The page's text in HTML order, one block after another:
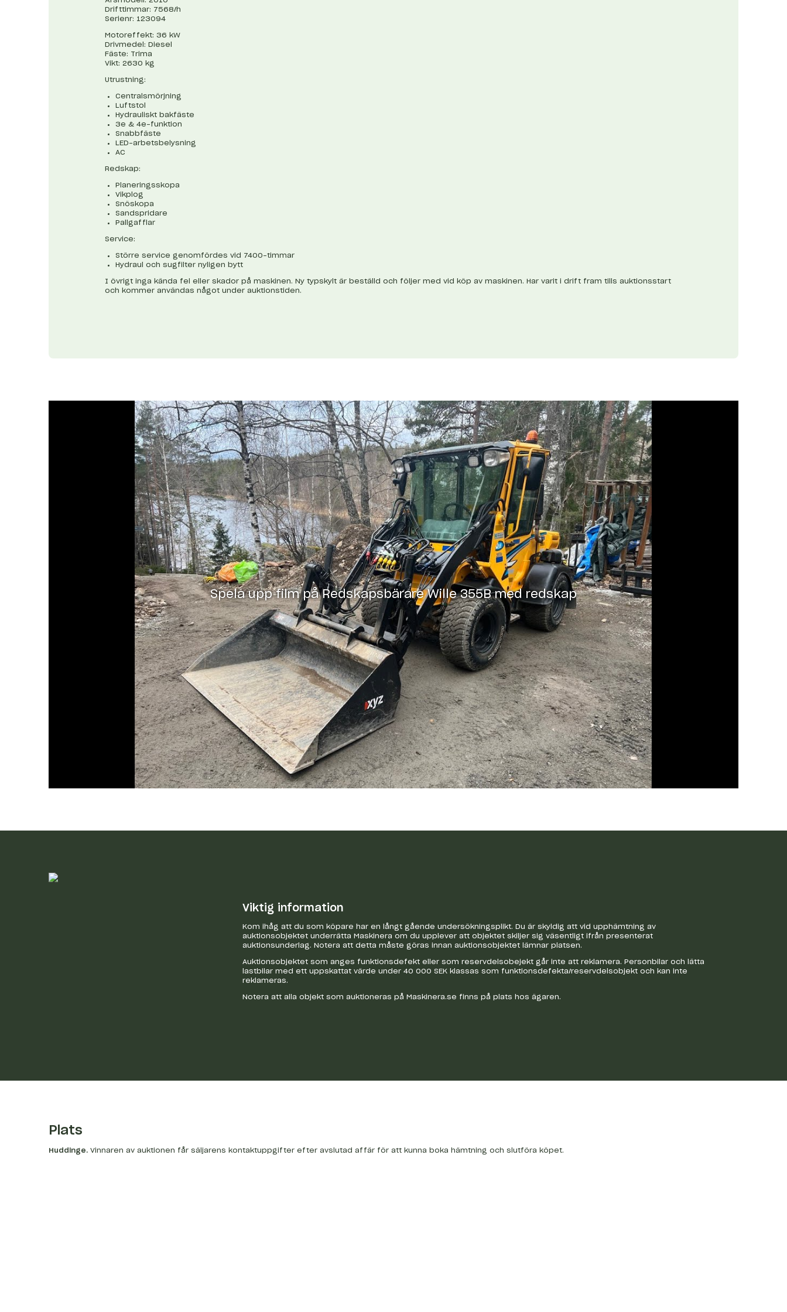
Drifttimmar: 7568/h
Serienr: 123094
Motoreffekt: 36 kW
Drivmedel: Diesel
Fäste: Trima
Vikt: 2630 kg
Utrustning:
Centralsmörjning
Luftstol
Hydrauliskt bakfäste
3e & 4e-funktion
Snabbfäste
LED-arbetsbelysning
AC
Redskap:
Planeringsskopa
Vikplog
Snöskopa
Sandspridare
Pallgafflar
Service:
Större service genomfördes vid 7400-timmar
Hydraul och sugfilter nyligen bytt
I övrigt inga kända fel eller skador på maskinen. Ny typskylt är beställd och följer med vid köp av maskinen. Har varit i drift fram tills auktionsstart
och kommer användas något under auktionstiden.
Spela upp film påRedskapsbärare Wille 355B med redskap
Viktig information
Kom ihåg att du som köpare har en långt gående undersökningsplikt. Du är skyldig att vid upphämtning av
auktionsobjektet underrätta Maskinera om du upplever att objektet skiljer sig väsentligt ifrån presenterat
auktionsunderlag. Notera att detta måste göras innan auktionsobjektet lämnar platsen.
Auktionsobjektet som anges funktionsdefekt eller som reservdelsobejekt går inte att reklamera. Personbilar och lätta
lastbilar med ett uppskattat värde under 40 000 SEK klassas som funktionsdefekta/reservdelsobjekt och kan inte
reklameras.
Notera att alla objekt som auktioneras på Maskinera.se finns på plats hos ägaren.
Plats
Huddinge.Vinnaren av auktionen får säljarens kontaktuppgifter efter avslutad affär för att kunna boka hämtning och slutföra köpet.